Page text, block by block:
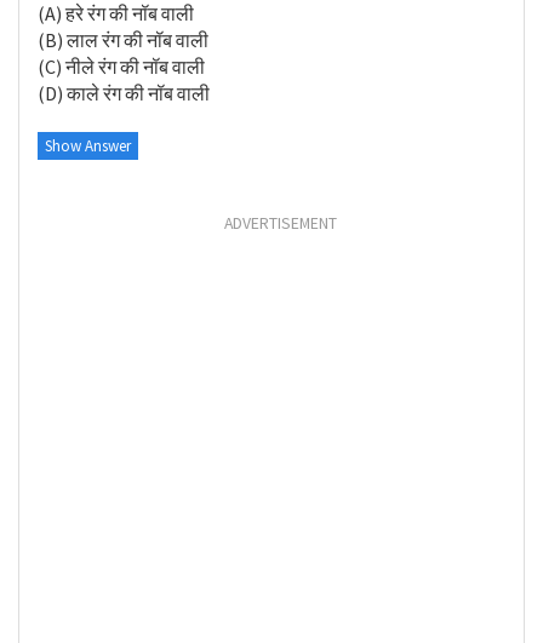
(A) हरे रंग की नॉब वाली
(B) लाल रंग की नॉब वाली
(C) नीले रंग की नॉब वाली
(D) काले रंग की नॉब वाली
Show Answer
ADVERTISEMENT